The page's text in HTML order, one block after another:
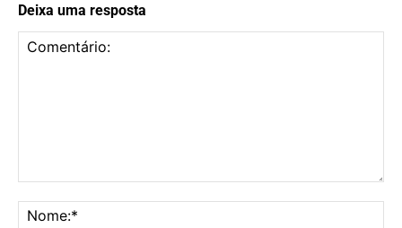
Deixa uma resposta